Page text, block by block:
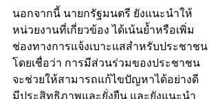
นอกจากนี้ นายกรัฐมนตรี ยังแนะนำให้
หน่วยงานที่เกี่ยวข้อง ได้เน้นย้ำหรือเพิ่ม
ช่องทางการแจ้งเบาะแสสำหรับประชาชน
โดยเชื่อว่า การมีส่วนร่วมของประชาชน
จะช่วยให้สามารถแก้ไขปัญหาได้อย่างดี